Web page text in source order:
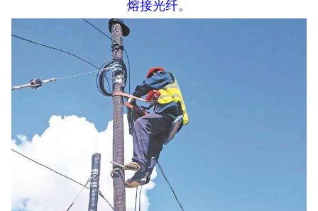
熔接光纤。